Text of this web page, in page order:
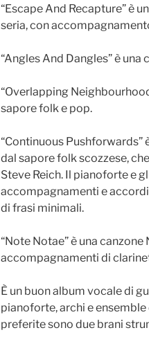
“Escape And Recapture” è
seria, con
“Angles And Dangles” è
“Overlapping
sapore folk e pop.
“Continuous Pushforwards”
dal sapore folk scozzese,
Steve Reich. Il pianoforte e
accompagnamenti e
di frasi minimali.
“Note Notae” è una
accompagnamenti di
È un buon album vocale di
pianoforte, archi e
preferite sono due brani